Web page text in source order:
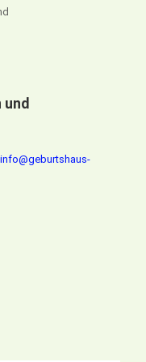
und
info@geburtshaus-